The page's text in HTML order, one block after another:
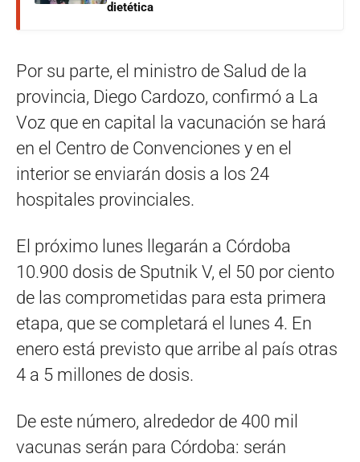
dietética
Por su parte, el ministro de Salud de la
provincia, Diego Cardozo, confirmó a La
Voz que en capital la vacunación se hará
en el Centro de Convenciones y en el
interior se enviarán dosis a los 24
hospitales provinciales.
El próximo lunes llegarán a Córdoba
10.900 dosis de Sputnik V, el 50 por ciento
de las comprometidas para esta primera
etapa, que se completará el lunes 4. En
enero está previsto que arribe al país otras
4 a 5 millones de dosis.
De este número, alrededor de 400 mil
vacunas serán para Córdoba: serán